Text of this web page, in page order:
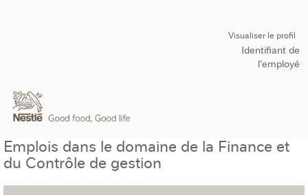
Visualiser le profil
Identifiant de
l’employé
Emplois dans le domaine de la Finance et
du Contrôle de gestion